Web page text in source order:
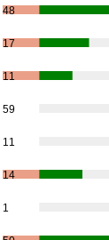
48
17
11
59
11
14
1